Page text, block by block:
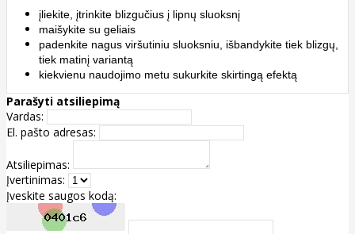
įliekite, įtrinkite blizgučius į lipnų sluoksnį
maišykite su geliais
padenkite nagus viršutiniu sluoksniu, išbandykite tiek blizgų,
tiek matinį variantą
kiekvienu naudojimo metu sukurkite skirtingą efektą
Parašyti atsiliepimą
Vardas:
El. pašto adresas:
Atsiliepimas:
Įvertinimas:
Įveskite saugos kodą: